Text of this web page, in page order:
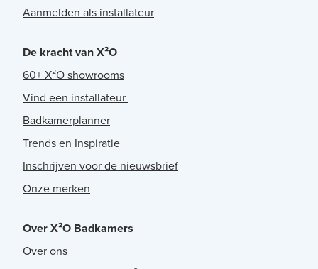
Aanmelden als installateur
De kracht van X²O
60+ X²O showrooms
Vind een installateur
Badkamerplanner
Trends en Inspiratie
Inschrijven voor de nieuwsbrief
Onze merken
Over X²O Badkamers
Over ons